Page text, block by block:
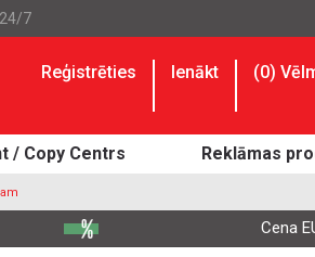
7
Reģistrēties Ienākt (0)
/ Copy Centrs Reklāmas
Cena